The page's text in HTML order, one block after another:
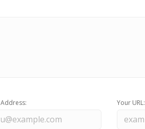
Your URL: